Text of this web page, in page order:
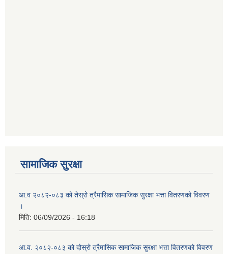
सामाजिक सुरक्षा
आ.व २०८२-०८३ को तेस्रो त्रैमासिक सामाजिक सुरक्षा भत्ता वितरणको विवरण
।
मिति: 06/09/2026 - 16:18
आ.व. २०८२-०८३ को दोस्रो त्रैमासिक सामाजिक सुरक्षा भत्ता वितरणको विवरण